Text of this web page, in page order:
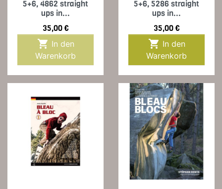
5+6, 4862 straight
ups in...
Preis
35,00 €

Warenkorb
5+6, 5286 straight
ups in...
Preis
35,00 €

Warenkorb